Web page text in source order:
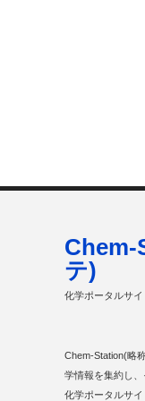
Chem-
テ)
化学ポータルサイ
Chem-Station(略
学情報を集約し
化学ポータルサ